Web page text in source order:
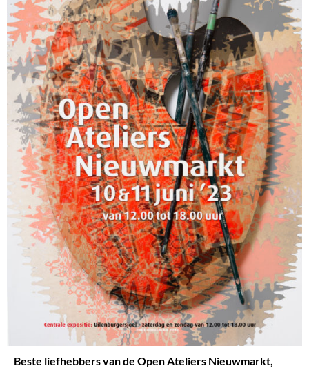
Beste liefhebbers van de OpenAteliers Nieuwmarkt,